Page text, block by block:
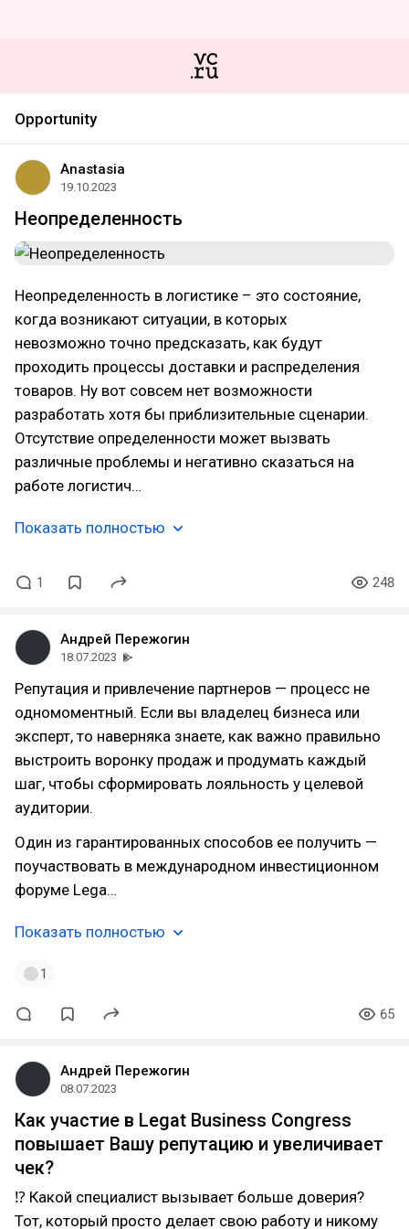
Opportunity
Anastasia
19.10.2023
Неопределенность
Неопределенность в логистике – это состояние,
когда возникают ситуации, в которых
невозможно точно предсказать, как будут
проходить процессы доставки и распределения
товаров. Ну вот совсем нет возможности
разработать хотя бы приблизительные сценарии.
Отсутствие определенности может вызвать
различные проблемы и негативно сказаться на
работе логистич…
Показать полностью
1 248
Андрей Пережогин
18.07.2023
Репутация и привлечение партнеров — процесс не
одномоментный. Если вы владелец бизнеса или
эксперт, то наверняка знаете, как важно правильно
выстроить воронку продаж и продумать каждый
шаг, чтобы сформировать лояльность у целевой
аудитории.
Один из гарантированных способов ее получить —
поучаствовать в международном инвестиционном
форуме Lega…
Показать полностью
1
65
Андрей Пережогин
08.07.2023
Как участие в Legat Business Congress
повышает Вашу репутацию и увеличивает
чек?
⁉ Какой специалист вызывает больше доверия?
Тот, который просто делает свою работу и никому